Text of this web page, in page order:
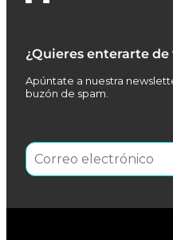
¿Quieres enterarte de
Apúntate a nuestra
buzón de spam.